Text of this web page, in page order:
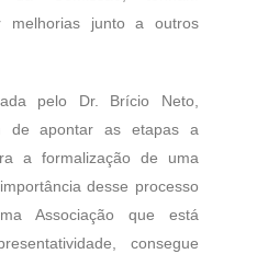
melhorias junto a outros
pelo Dr. Brício Neto,
de apontar as etapas a
a formalização de uma
desse processo
Associação que está
consegue